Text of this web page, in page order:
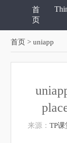
首
页
首页 > uniapp
来源： TP课